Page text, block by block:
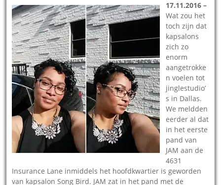
17.11.2016 –
Wat zou het
toch zijn dat
kapsalons
zich zo
enorm
aangetrokke
n voelen tot
jinglestudio’
s in Dallas.
We meldden
eerder al dat
in het eerste
pand van
JAM aan de
4631
Insurance Lane inmiddels het hoofdkwartier is geworden
van kapsalon Song Bird. JAM zat in het pand met de